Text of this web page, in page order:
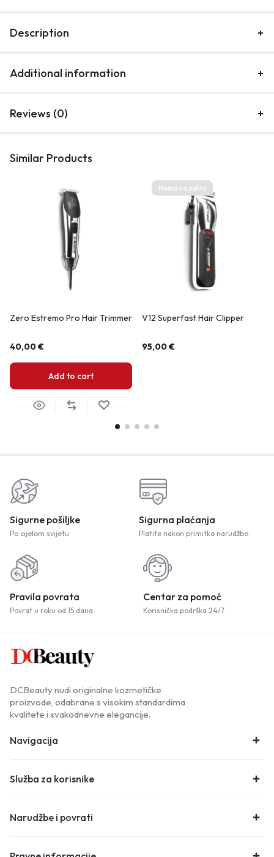
Description
Additional information
Reviews (0)
Similar Products
Zero Estremo Pro Hair Trimmer
40,00€
Add to cart
Nema na zalihi
V12 Superfast Hair Clipper
95,00€
Sigurne pošiljke
Po cijelom svijetu
Sigurna plaćanja
Platite nakon primitka narudžbe.
Pravila povrata
Povrat u roku od 15 dana
Centar za pomoć
Korisnička podrška 24/7
DCBeauty nudi originalne kozmetičke
proizvode, odabrane s visokim standardima
kvalitete i svakodnevne elegancije.
Navigacija
Služba za korisnike
Narudžbe i povrati